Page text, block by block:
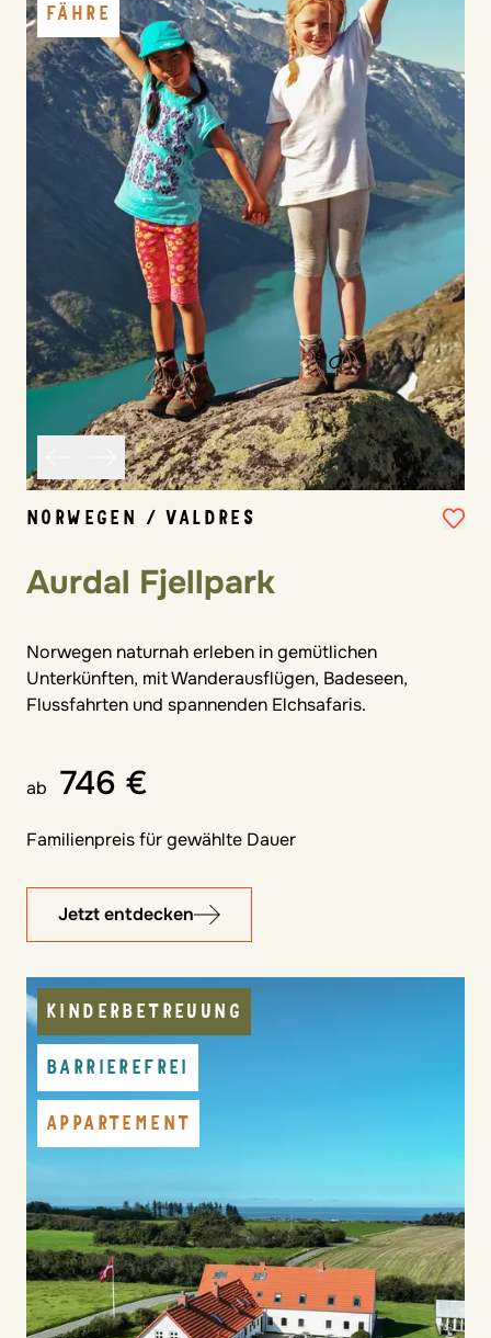
FÄHRE
NORWEGEN / VALDRES
Aurdal Fjellpark
Norwegen naturnah erleben in gemütlichen
Unterkünften, mit Wanderausflügen, Badeseen,
Flussfahrten und spannenden Elchsafaris.
ab 746 €
Familienpreis für gewählte Dauer
Jetzt entdecken
KINDERBETREUUNG
BARRIEREFREI
APPARTEMENT